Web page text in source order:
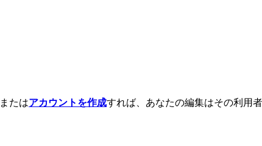
またはアカウントを作成すれば、あなたの編集はその利用